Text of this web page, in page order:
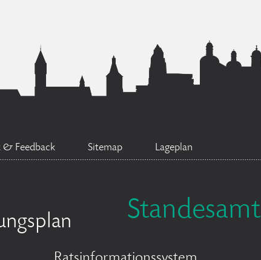
& Feedback Sitemap Lageplan
Standesamt